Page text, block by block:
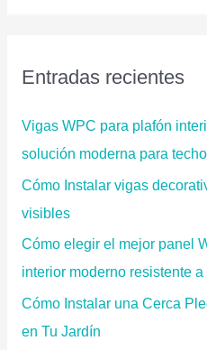
p
o
r
Entradas recientes
Vigas WPC para plafón
solución moderna para
Cómo Instalar vigas
visibles
Cómo elegir el mejor panel
interior moderno resistente a
Cómo Instalar una Cerca
en Tu Jardín